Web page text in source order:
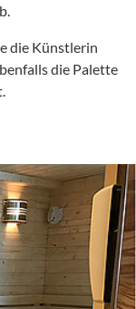
die Künstlerin
die Palette